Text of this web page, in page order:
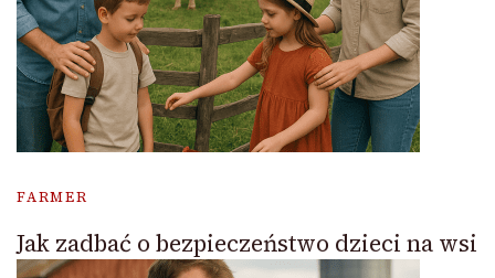
FARMER
Jak zadbać o bezpieczeństwo dzieci na wsi